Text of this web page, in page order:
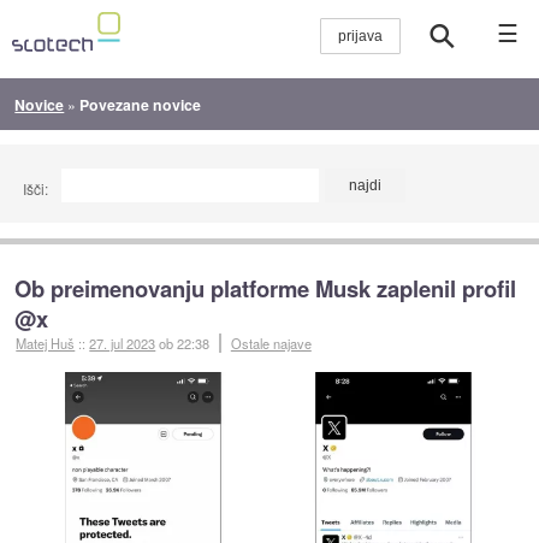
☰
Novice » Povezane novice
Išči:
Ob preimenovanju platforme Musk zaplenil profil
@x
Matej Huš ::27. jul 2023ob 22:38 Ostale najave